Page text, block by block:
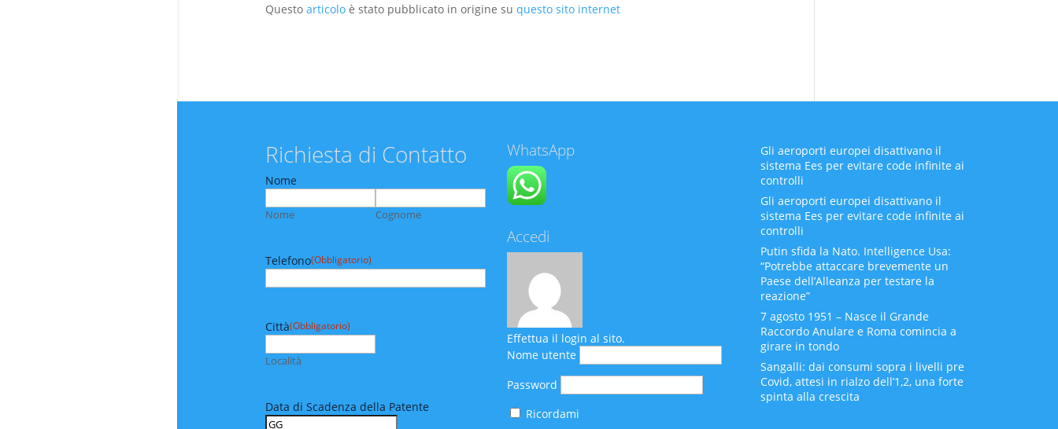
Questo articoloè stato pubblicato in origine su questo sito internet
Richiesta di Contatto
Nome
Nome Cognome
Telefono(Obbligatorio)
Città(Obbligatorio)
Località
Data di Scadenza della Patente
WhatsApp
Accedi
Effettua il login al sito.
Nome utente
Password
Ricordami
Gli aeroporti europei disattivano il
sistema Ees per evitare code infinite ai
controlli
Gli aeroporti europei disattivano il
sistema Ees per evitare code infinite ai
controlli
Putin sfida la Nato. Intelligence Usa:
“Potrebbe attaccare brevemente un
Paese dell’Alleanza per testare la
reazione”
7 agosto 1951 – Nasce il Grande
Raccordo Anulare e Roma comincia a
girare in tondo
Sangalli: dai consumi sopra i livelli pre
Covid, attesi in rialzo dell’1,2, una forte
spinta alla crescita